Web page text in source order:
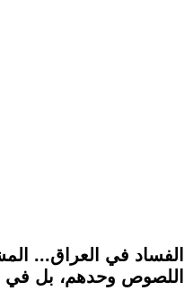
الفساد في العراق...
اللصوص وحدهم، بل في